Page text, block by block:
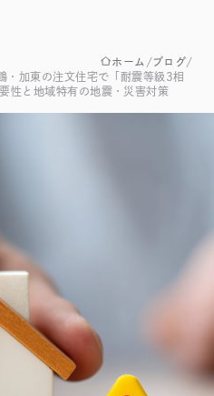
ホーム
ブログ
・加東の注文住宅で「耐震等級3相
性と地域特有の地震・災害対策